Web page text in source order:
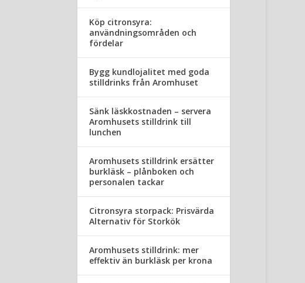
Köp citronsyra:
användningsområden och
fördelar
Bygg kundlojalitet med goda
stilldrinks från Aromhuset
Sänk läskkostnaden – servera
Aromhusets stilldrink till
lunchen
Aromhusets stilldrink ersätter
burkläsk – plånboken och
personalen tackar
Citronsyra storpack: Prisvärda
Alternativ för Storkök
Aromhusets stilldrink: mer
effektiv än burkläsk per krona